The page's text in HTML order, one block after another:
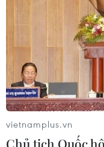
#an toàn thực phẩm
#đồ ăn nhanh
#kiểm tra an toàn
Theo dõi VietnamPlus
vietnamplus.vn
Chủ tịch Quốc